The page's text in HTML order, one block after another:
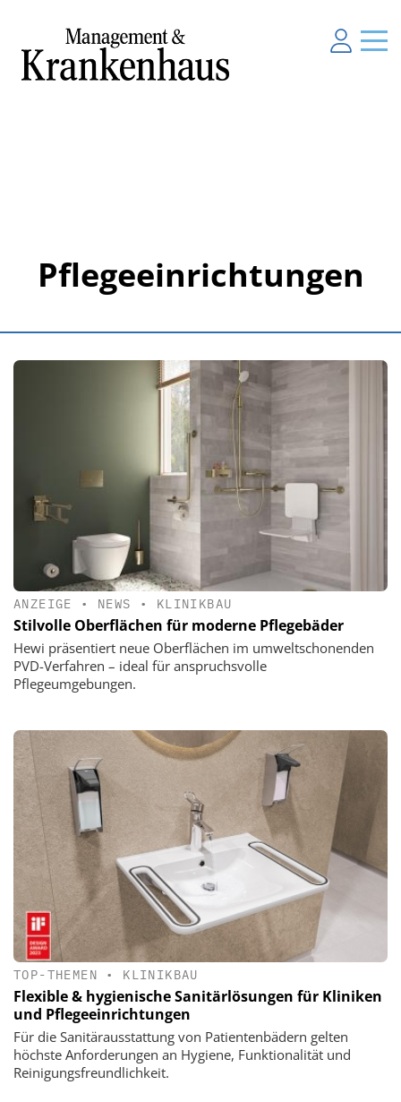
Pflegeeinrichtungen
ANZEIGE • NEWS • KLINIKBAU
Stilvolle Oberflächen für moderne Pflegebäder
Hewi präsentiert neue Oberflächen im umweltschonenden
PVD-Verfahren – ideal für anspruchsvolle
Pflegeumgebungen.
TOP-THEMEN • KLINIKBAU
Flexible & hygienische Sanitärlösungen für Kliniken
und Pflegeeinrichtungen
Für die Sanitärausstattung von Patientenbädern gelten
höchste Anforderungen an Hygiene, Funktionalität und
Reinigungsfreundlichkeit.